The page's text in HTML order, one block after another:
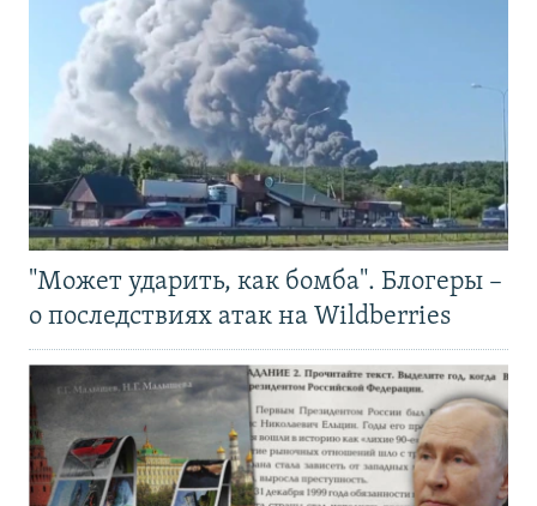
"Может ударить, как бомба". Блогеры –
о последствиях атак на Wildberries